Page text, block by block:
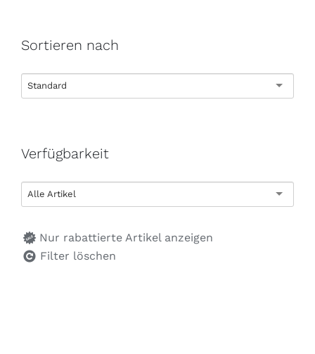
Sortieren nach
Standard
Verfügbarkeit
Alle Artikel
Nur rabattierte Artikel anzeigen
Filter löschen